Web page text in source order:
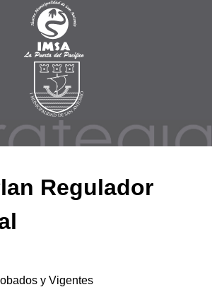
Regulador
y Vigentes